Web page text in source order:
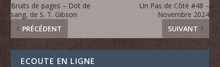
Bruits de pages – Dot de
sang, de S. T. Gibson
PRÉCÉDENT
Un Pas de Côté #48 –
Novembre 2024
SUIVANT
ECOUTE EN LIGNE